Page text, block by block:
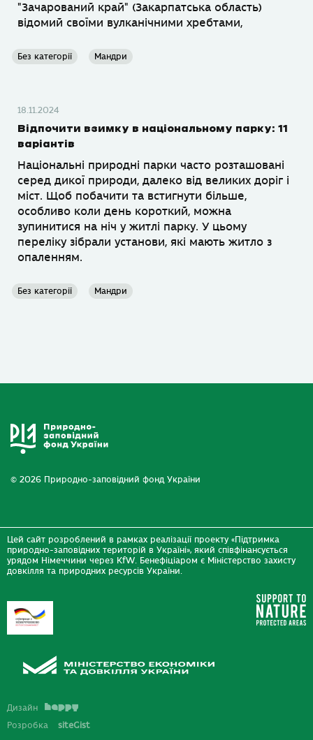
"Зачарований край" (Закарпатська область)
відомий своїми вулканічними хребтами,
Без категорії Мандри
18.11.2024
Відпочити взимку в національному парку: 11
варіантів
Національні природні парки часто розташовані
серед дикої природи, далеко від великих доріг і
міст. Щоб побачити та встигнути більше,
особливо коли день короткий, можна
зупинитися на ніч у житлі парку. У цьому
переліку зібрали установи, які мають житло з
опаленням.
Без категорії Мандри
© 2026 Природно-заповідний фонд України
Цей сайт розроблений в рамках реалізації проекту «Підтримка
природно-заповідних територій в Україні», який співфінансується
урядом Німеччини через KfW. Бенефіціаром є Міністерство захисту
довкілля та природних ресурсів України.
Дизайн
Розробка
siteGist